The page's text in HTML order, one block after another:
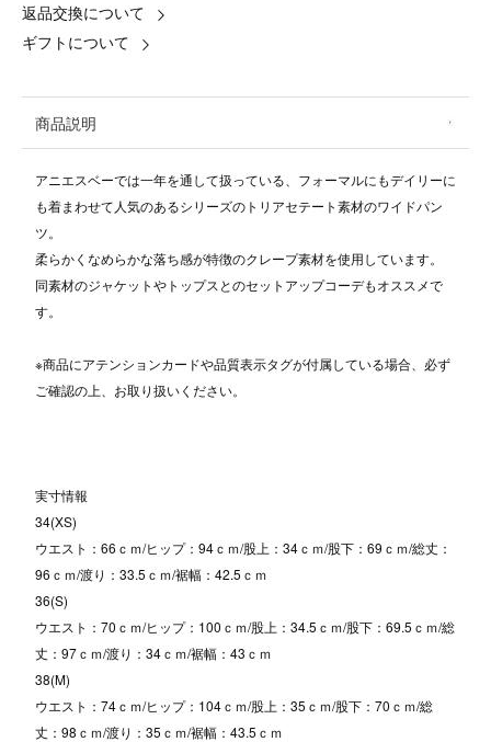
返品交換について
ギフトについて
商品説明
アニエスベーでは一年を通して扱っている、フォーマルにもデイリーに
も着まわせて人気のあるシリーズのトリアセテート素材のワイドパン
ツ。
柔らかくなめらかな落ち感が特徴のクレープ素材を使用しています。
同素材のジャケットやトップスとのセットアップコーデもオススメで
す。
※商品にアテンションカードや品質表示タグが付属している場合、必ず
ご確認の上、お取り扱いください。
実寸情報
34(XS)
ウエスト：66ｃｍ/ヒップ：94ｃｍ/股上：34ｃｍ/股下：69ｃｍ/総丈：
96ｃｍ/渡り：33.5ｃｍ/裾幅：42.5ｃｍ
36(S)
ウエスト：70ｃｍ/ヒップ：100ｃｍ/股上：34.5ｃｍ/股下：69.5ｃｍ/総
丈：97ｃｍ/渡り：34ｃｍ/裾幅：43ｃｍ
38(M)
ウエスト：74ｃｍ/ヒップ：104ｃｍ/股上：35ｃｍ/股下：70ｃｍ/総
丈：98ｃｍ/渡り：35ｃｍ/裾幅：43.5ｃｍ